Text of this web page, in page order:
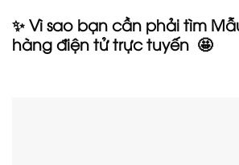
✨ Vì sao bạn cần phải tìm
hàng điện tử trực tuyến 🤩